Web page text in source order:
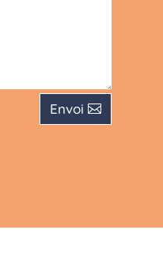
Envoi